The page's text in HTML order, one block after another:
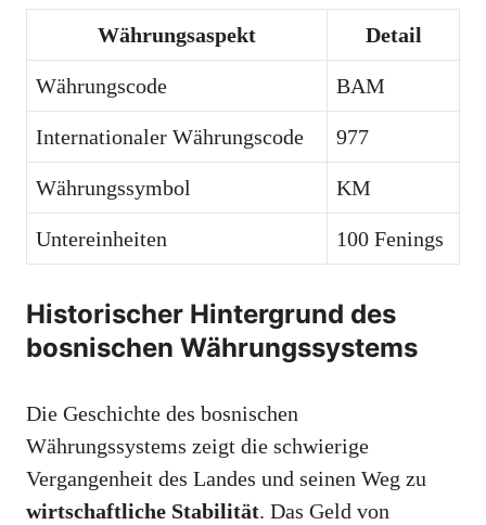
Währungsaspekt Detail
Währungscode BAM
Internationaler Währungscode 977
Währungssymbol KM
Untereinheiten 100 Fenings
Historischer Hintergrund des
bosnischen Währungssystems
Die Geschichte des bosnischen
Währungssystems zeigt die schwierige
Vergangenheit des Landes und seinen Weg zu
wirtschaftliche Stabilität. Das Geld von